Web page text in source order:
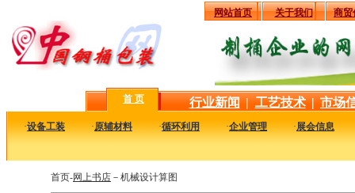
网站首页 关于我们 商贸
首 页 行业新闻 | 工艺技术 | 市场
·设备工装 ·原辅材料 ·循环利用 ·企业管理 ·展会信息
首页-网上书店 －机械设计算图